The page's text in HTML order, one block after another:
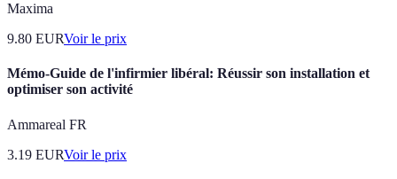
Maxima
9.80 EURVoir le prix
Mémo-Guide de l'infirmier libéral: Réussir son installation et
optimiser son activité
Ammareal FR
3.19 EURVoir le prix